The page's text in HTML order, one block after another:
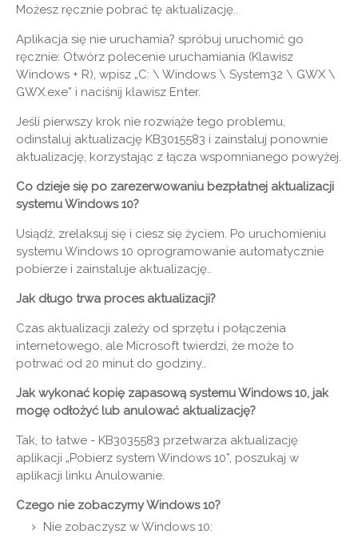
Możesz ręcznie pobrać tę aktualizację..
Aplikacja się nie uruchamia? spróbuj uruchomić go
ręcznie: Otwórz polecenie uruchamiania (Klawisz
Windows + R), wpisz „C: \ Windows \ System32 \ GWX \
GWX.exe” i naciśnij klawisz Enter.
Jeśli pierwszy krok nie rozwiąże tego problemu,
odinstaluj aktualizację KB3015583 i zainstaluj ponownie
aktualizację, korzystając z łącza wspomnianego powyżej.
Co dzieje się po zarezerwowaniu bezpłatnej aktualizacji
systemu Windows 10?
Usiądź, zrelaksuj się i ciesz się życiem. Po uruchomieniu
systemu Windows 10 oprogramowanie automatycznie
pobierze i zainstaluje aktualizację..
Jak długo trwa proces aktualizacji?
Czas aktualizacji zależy od sprzętu i połączenia
internetowego, ale Microsoft twierdzi, że może to
potrwać od 20 minut do godziny..
Jak wykonać kopię zapasową systemu Windows 10, jak
mogę odłożyć lub anulować aktualizację?
Tak, to łatwe - KB3035583 przetwarza aktualizację
aplikacji „Pobierz system Windows 10”, poszukaj w
aplikacji linku Anulowanie.
Czego nie zobaczymy Windows 10?
Nie zobaczysz w Windows 10: